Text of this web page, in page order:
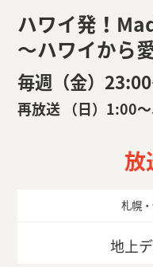
ハワイ発！
～ハワイから
毎週（金）
再放送 （日）1:00
放
札幌
地上